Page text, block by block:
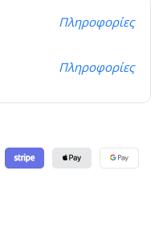
Πληροφορίες
Πληροφορίες